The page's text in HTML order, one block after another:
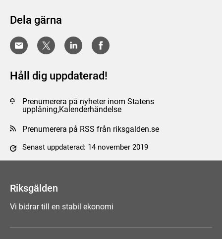
Dela gärna
Håll dig uppdaterad!
Prenumerera på nyheter inom Statens
upplåning,Kalenderhändelse
Prenumerera på RSS från riksgalden.se
Senast uppdaterad: 14 november 2019
Riksgälden
Vi bidrar till en stabil ekonomi